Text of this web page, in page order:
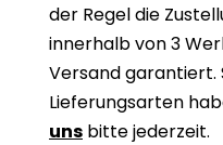
der Regel die
innerhalb von 3
Versand garantiert.
Lieferungsarten
uns bitte jederzeit.